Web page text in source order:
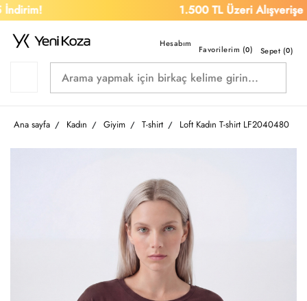
1.500 TL Üzeri Alışverişe
Favorilerim (0) Sepet (0)
Ana sayfa Kadın Giyim T-shirt Loft Kadın T-shirt LF2040480